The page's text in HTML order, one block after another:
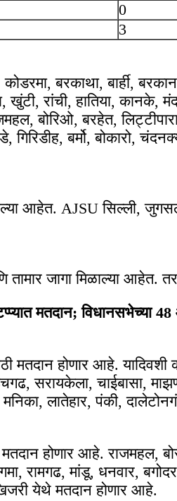
0
3
बरकाथा, बार्ही,
रांची, हातिया, कानके,
बोरिओ, बरहेत,
बर्मो, बोकारो,
आहेत. AJSU सिल्ली,
जागा मिळाल्या आहेत.
मतदान; विधानसभेच्या
मतदान होणार आहे. यादिवशी
सरायकेला, चाईबासा,
मनिका, लातेहार, पंकी,
होणार आहे. राजमहल,
रामगढ, मांडू, धनवार,
येथे मतदान होणार आहे.